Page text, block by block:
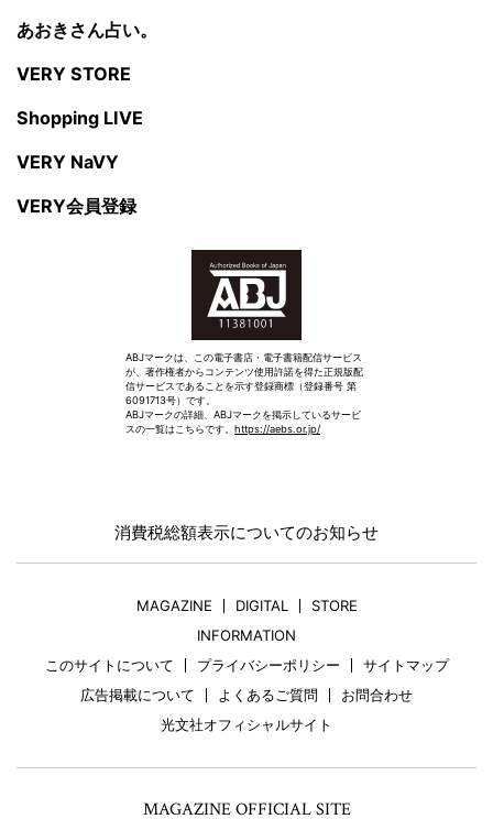
あおきさん占い。
VERY STORE
Shopping LIVE
VERY NaVY
VERY会員登録
ABJマークは、この電子書店・電子書籍配信サービス
が、著作権者からコンテンツ使用許諾を得た正規版配
信サービスであることを示す登録商標（登録番号 第
6091713号）です。
ABJマークの詳細、ABJマークを掲示しているサービ
スの一覧はこちらです。 https://aebs.or.jp/
消費税総額表示についてのお知らせ
MAGAZINE DIGITAL
STORE
INFORMATION
このサイトについて
プライバシーポリシー
サイトマップ
広告掲載について
よくあるご質問
お問合わせ
光文社オフィシャルサイト
MAGAZINE OFFICIAL SITE